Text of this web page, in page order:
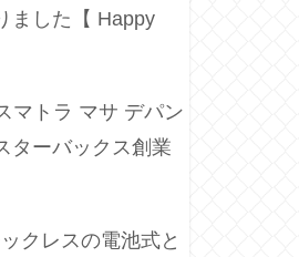
ました【 Happy
マトラ マサ デパン
ターバックス創業
クレスの電池式と